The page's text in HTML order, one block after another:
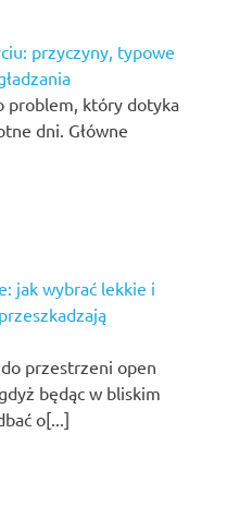
przyczyny, typowe
problem, który dotyka
dni. Główne
jak wybrać lekkie i
przestrzeni open
będąc w bliskim
o[...]